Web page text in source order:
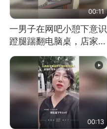
00:11
一男子在网吧小憩下意识
蹬腿踹翻电脑桌，店家3
台显示器与机械臂损坏
00:13